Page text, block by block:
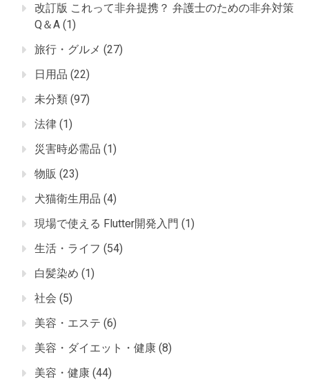
改訂版 これって非弁提携？ 弁護士のための非弁対策
Q＆A (1)
旅行・グルメ (27)
日用品 (22)
未分類 (97)
法律 (1)
災害時必需品 (1)
物販 (23)
犬猫衛生用品 (4)
現場で使える Flutter開発入門 (1)
生活・ライフ (54)
白髪染め (1)
社会 (5)
美容・エステ (6)
美容・ダイエット・健康 (8)
美容・健康 (44)